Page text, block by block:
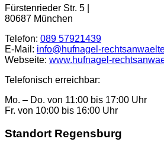
Fürstenrieder Str. 5
80687 München
Telefon: 089 57921439
E-Mail: info@hufnagel-
Webseite: www.hufnagel-
Telefonisch erreichbar:
Mo. – Do. von 11:00 bis 17:00 Uhr
Fr. von 10:00 bis 16:00 Uhr
Standort Regensburg